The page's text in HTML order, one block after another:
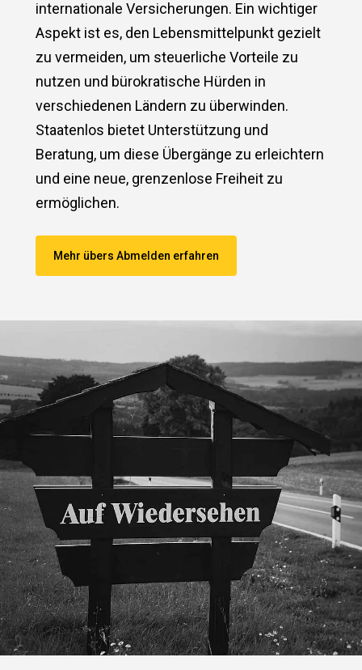
internationale Versicherungen. Ein wichtiger
Aspekt ist es, den Lebensmittelpunkt gezielt
zu vermeiden, um steuerliche Vorteile zu
nutzen und bürokratische Hürden in
verschiedenen Ländern zu überwinden.
Staatenlos bietet Unterstützung und
Beratung, um diese Übergänge zu erleichtern
und eine neue, grenzenlose Freiheit zu
ermöglichen.
Mehr übers Abmelden erfahren